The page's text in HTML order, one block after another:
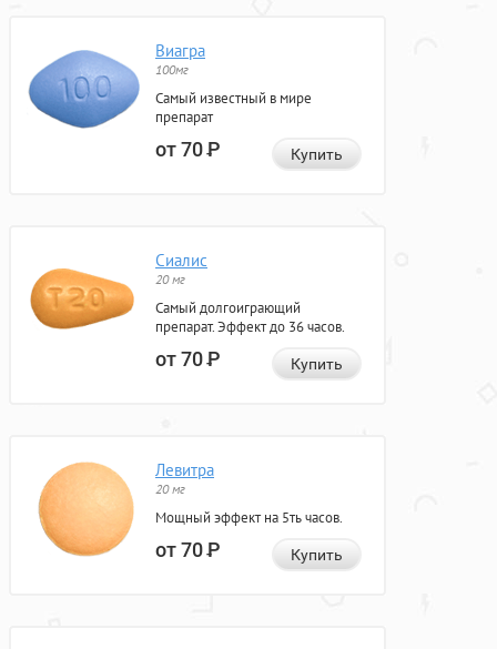
Виагра
100мг
Самый известный в мире
препарат
от 70Р Купить
Сиалис
20 мг
Самый долгоиграющий
препарат. Эффект до 36 часов.
от 70Р Купить
Левитра
20 мг
Мощный эффект на 5ть часов.
от 70Р Купить